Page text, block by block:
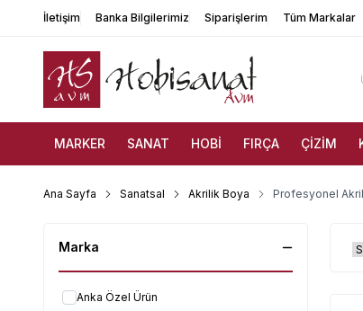
İletişim Banka Bilgilerimiz Siparişlerim Tüm Markalar
MARKER SANAT HOBİ FIRÇA ÇİZİM
Ana Sayfa Sanatsal Akrilik Boya Profesyonel
Marka
Anka Özel Ürün